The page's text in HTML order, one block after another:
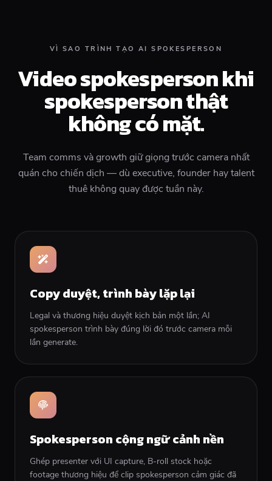
VÌ SAO TRÌNH TẠO AI SPOKESPERSON
Video spokesperson khi
spokesperson thật
không có mặt.
Team comms và growth giữ giọng trước camera nhất
quán cho chiến dịch — dù executive, founder hay talent
thuê không quay được tuần này.
Copy duyệt, trình bày lặp lại
Legal và thương hiệu duyệt kịch bản một lần; AI
spokesperson trình bày đúng lời đó trước camera mỗi
lần generate.
Spokesperson cộng ngữ cảnh nền
Ghép presenter với UI capture, B-roll stock hoặc
footage thương hiệu để clip spokesperson cảm giác đã